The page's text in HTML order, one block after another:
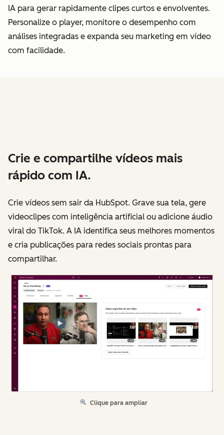
IA para gerar rapidamente clipes curtos e envolventes.
Personalize o player, monitore o desempenho com
análises integradas e expanda seu marketing em vídeo
com facilidade.
Crie e compartilhe vídeos mais
rápido com IA.
Crie vídeos sem sair da HubSpot. Grave sua tela, gere
videoclipes com inteligência artificial ou adicione áudio
viral do TikTok. A IA identifica seus melhores momentos
e cria publicações para redes sociais prontas para
compartilhar.
Clique para ampliar